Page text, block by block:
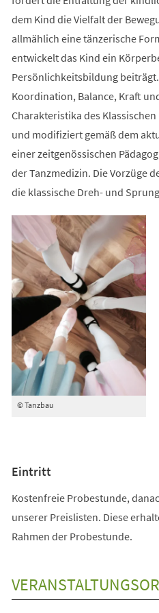
dem Kind die Vielfalt der
allmählich eine tänzerische
entwickelt das Kind ein
Persönlichkeitsbildung
Koordination, Balance, Kraft
Charakteristika des
und modifiziert gemäß dem
einer zeitgenössischen
der Tanzmedizin. Die Vorzüge
die klassische Dreh- und
© Tanzbau
Eintritt
Kostenfreie Probestunde,
unserer Preislisten. Diese
Rahmen der Probestunde.